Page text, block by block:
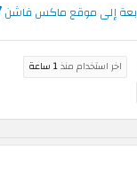
إلى موقع ماكس فاشن
اخر استخدام منذ1 ساعة